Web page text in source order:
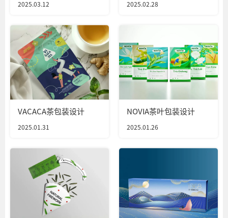
2025.03.12 2025.02.28
VACACA茶包装设计
2025.01.31
NOVIA茶叶包装设计
2025.01.26